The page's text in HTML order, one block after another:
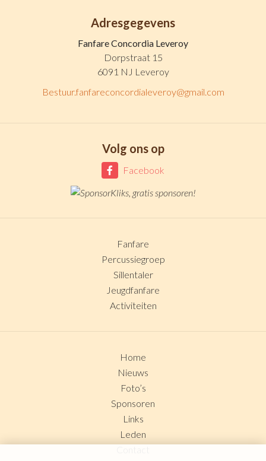
Adresgegevens
Fanfare Concordia Leveroy
Dorpstraat 15
6091 NJ Leveroy
Bestuur.fanfareconcordialeveroy@gmail.com
Volg ons op
Facebook
Fanfare
Percussiegroep
Sillentaler
Jeugdfanfare
Activiteiten
Home
Nieuws
Foto’s
Sponsoren
Links
Leden